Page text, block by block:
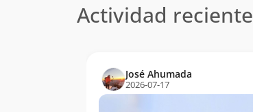
Actividad reciente
José Ahumada
2026-07-17